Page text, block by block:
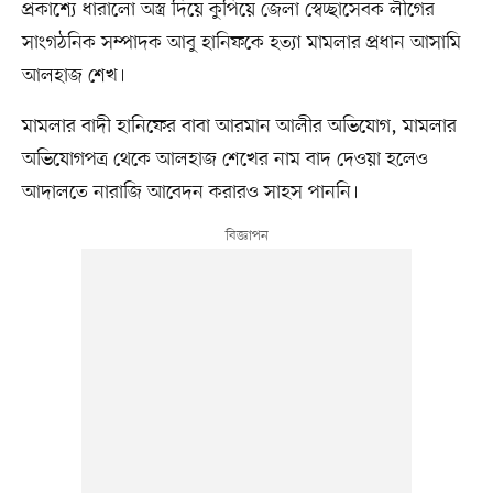
প্রকাশ্যে ধারালো অস্ত্র দিয়ে কুপিয়ে জেলা স্বেচ্ছাসেবক লীগের
সাংগঠনিক সম্পাদক আবু হানিফকে হত্যা মামলার প্রধান আসামি
আলহাজ শেখ।
মামলার বাদী হানিফের বাবা আরমান আলীর অভিযোগ, মামলার
অভিযোগপত্র থেকে আলহাজ শেখের নাম বাদ দেওয়া হলেও
আদালতে নারাজি আবেদন করারও সাহস পাননি।